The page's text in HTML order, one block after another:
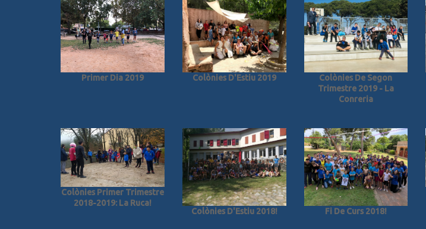
Primer Dia 2019 Colònies D'Estiu 2019
Colònies De Segon
Trimestre 2019 - La
Conreria
Colònies Primer Trimestre
2018-2019: La Ruca!
Colònies D'Estiu 2018!
Fi De Curs 2018!